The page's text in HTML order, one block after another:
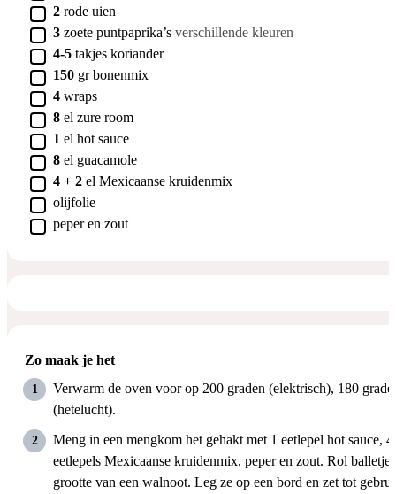
▢
2 rode uien
▢
3 zoete puntpaprika’s verschillende kleuren
▢
4-5 takjes koriander
▢
150 gr bonenmix
▢
4 wraps
▢
8 el zure room
▢
1 el hot sauce
▢
8 el guacamole
▢
4 + 2 el Mexicaanse kruidenmix
▢
olijfolie
▢
peper en zout
Zo maak je het
Verwarm de oven voor op 200 graden (elektrisch), 180
(hetelucht).
Meng in een mengkom het gehakt met 1 eetlepel hot sauce, 4
eetlepels Mexicaanse kruidenmix, peper en zout. Rol
grootte van een walnoot. Leg ze op een bord en zet tot